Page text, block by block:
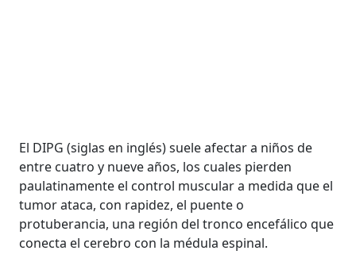
El DIPG (siglas en inglés) suele afectar a niños de
entre cuatro y nueve años, los cuales pierden
paulatinamente el control muscular a medida que el
tumor ataca, con rapidez, el puente o
protuberancia, una región del tronco encefálico que
conecta el cerebro con la médula espinal.